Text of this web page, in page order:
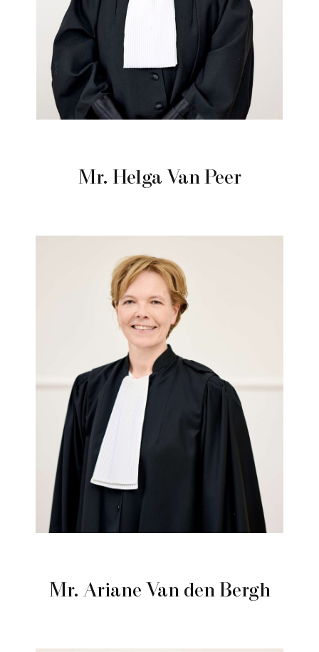
Mr. Helga Van Peer
Mr. Ariane Van den Bergh